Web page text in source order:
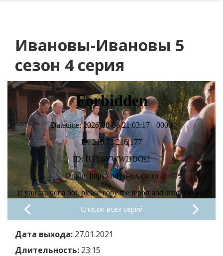
Ивановы-Ивановы 5
сезон 4 серия
Список всех серий
Дата выхода: 27.01.2021
Длительность: 23:15